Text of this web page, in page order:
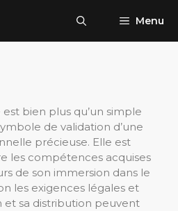
Menu
est bien plus qu’un simple
de validation d’une
précieuse. Elle est
les compétences acquises
de son immersion dans le
les exigences légales et
et sa distribution peuvent